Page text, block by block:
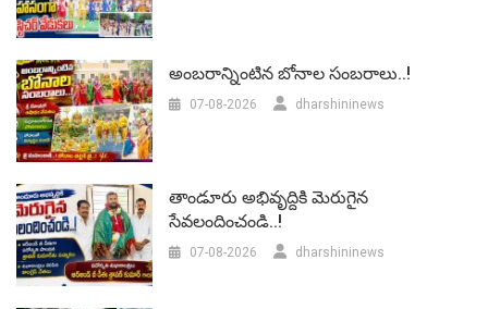
అంబరాన్నింటిన బోనాల సంబరాలు..!
07-08-2026 dharshininews
తాండూరు అభివృద్దికి మెరుగైన
సేవలందించండి..!
07-08-2026 dharshininews